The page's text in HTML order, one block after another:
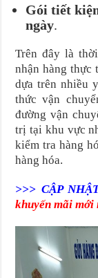
Gói tiết
ngày.
Trên đây là
nhận hàng thực
dựa trên nhiều
thức vận
đường vận
trị tại khu vực
kiểm tra hàng
hàng hóa.
>>> CẬP
khuyến mãi mới